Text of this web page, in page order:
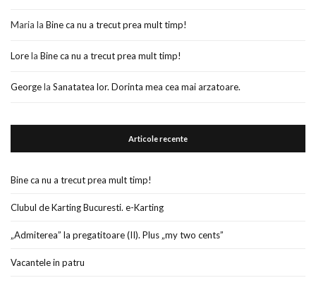
Maria la Bine ca nu a trecut prea mult timp!
Lorela Bine ca nu a trecut prea mult timp!
Georgela Sanatatea lor. Dorinta mea cea mai arzatoare.
Articole recente
Bine ca nu a trecut prea mult timp!
Clubul de Karting Bucuresti. e-Karting
„Admiterea” la pregatitoare (II). Plus „my two cents”
Vacantele in patru